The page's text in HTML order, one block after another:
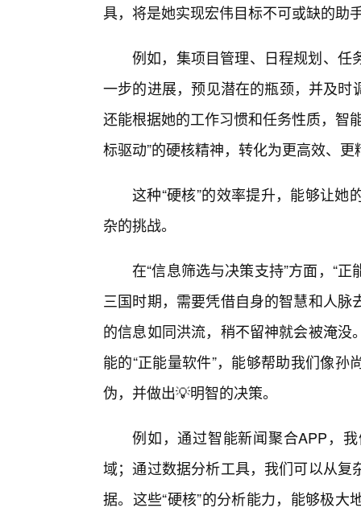
具，将是她实现宏伟目标不可或缺的助
例如，集项目管理、日程规划、任
一步的进展，预见潜在的瓶颈，并及
还能根据她的工作习惯和任务性质，智
标驱动”的硬核精神，转化为更高效、更
这种“硬核”的效率提升，能够让
杂的挑战。
在“信息筛选与决策支持”方面，“
三国时期，需要凭借自身的智慧和人
的信息如同洪流，稍不留神就会被淹
能的“正能量软件”，能够帮助我们像
伪，并做出💡明智的决策。
例如，通过智能新闻聚合APP，
域；通过数据分析工具，我们可以从
据。这些“硬核”的分析能力，能够极